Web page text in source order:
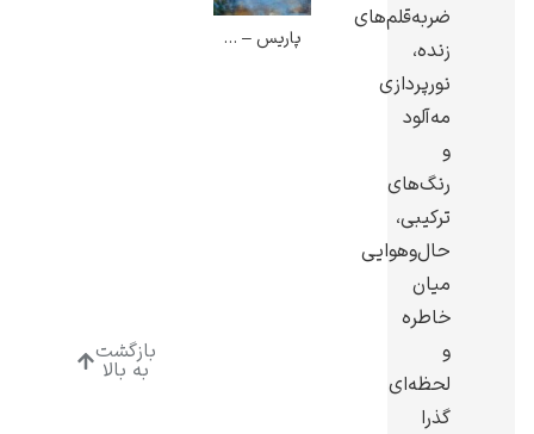
ادگار دگا
ضربه‌قلم‌های
زنده،
نورپردازی
مه‌آلود
و
رنگ‌های
ترکیبی،
حال‌وهوایی
میان
خاطره
و
لحظه‌ای
گذرا
پاریس – خاویر مونتسول
بازگشت
به بالا